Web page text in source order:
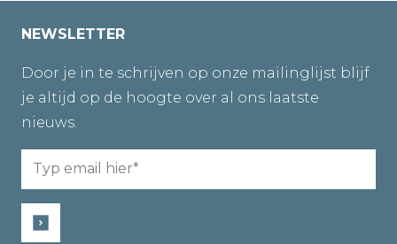
NEWSLETTER
Door je in te schrijven op onze mailinglijst blijf
je altijd op de hoogte over al ons laatste
nieuws.
Email